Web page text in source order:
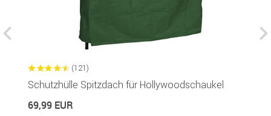
(121)
Schutzhülle Spitzdach für Hollywoodschaukel
69,99 EUR